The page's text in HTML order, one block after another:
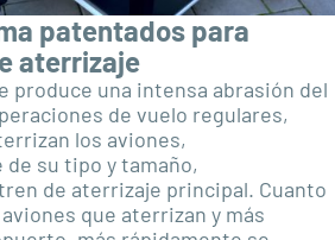
patentados para
aterrizaje
produce una intensa abrasión del
de vuelo regulares,
los aviones,
su tipo y tamaño,
de aterrizaje principal. Cuanto
que aterrizan y más